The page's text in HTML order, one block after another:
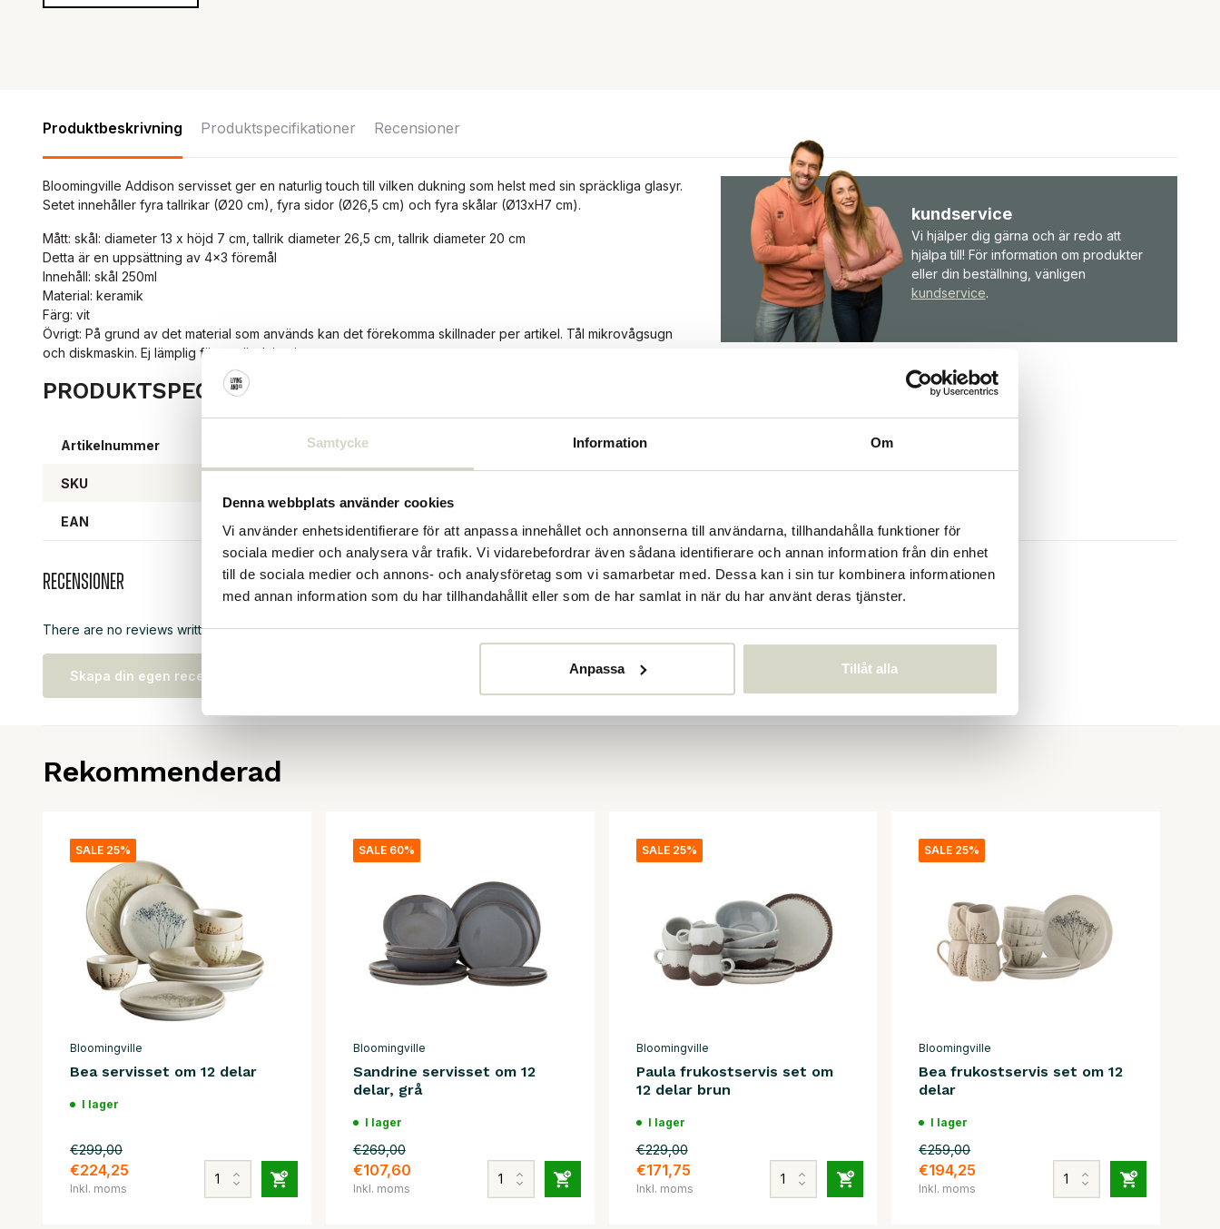
Samtycke Information Om
Denna webbplats använder cookies
Vi använder enhetsidentifierare för att anpassa innehållet och annonserna till användarna, tillhandahålla funktioner för
sociala medier och analysera vår trafik. Vi vidarebefordrar även sådana identifierare och annan information från din enhet
till de sociala medier och annons- och analysföretag som vi samarbetar med. Dessa kan i sin tur kombinera informationen
med annan information som du har tillhandahållit eller som de har samlat in när du har använt deras tjänster.
Anpassa Tillåt alla
Produktbeskrivning Produktspecifikationer Recensioner
Bloomingville Addison servisset ger en naturlig touch till vilken dukning som helst med sin spräckliga glasyr.
Setet innehåller fyra tallrikar (Ø20 cm), fyra sidor (Ø26,5 cm) och fyra skålar (Ø13xH7 cm).
Mått: skål: diameter 13 x höjd 7 cm, tallrik diameter 26,5 cm, tallrik diameter 20 cm
Detta är en uppsättning av 4x3 föremål
Innehåll: skål 250ml
Material: keramik
Färg: vit
Övrigt: På grund av det material som används kan det förekomma skillnader per artikel. Tål mikrovågsugn
och diskmaskin. Ej lämplig för användning i ugnen.
PRODUKTSPECIFIKATIONER
Artikelnummer 82072024
SKU
EAN
kundservice
Vi hjälper dig gärna och är redo att
hjälpa till! För information om produkter
eller din beställning, vänligen
kundservice.
Recensioner
There are no reviews written yet about this product..
Skapa din egen recension
Rekommenderad
SALE 25%
Bloomingville
Bea servisset om 12 delar
I lager
€299,00
€224,25
Inkl. moms
SALE 60%
Bloomingville
Sandrine servisset om 12
delar, grå
I lager
€269,00
€107,60
Inkl. moms
SALE 25%
Bloomingville
Paula frukostservis set om
12 delar brun
I lager
€229,00
€171,75
Inkl. moms
SALE 25%
Bloomingville
Bea frukostservis set om 12
delar
I lager
€259,00
€194,25
Inkl. moms